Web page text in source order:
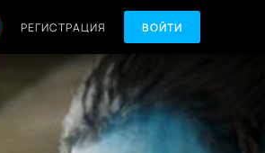
РЕГИСТРАЦИЯ ВОЙТИ